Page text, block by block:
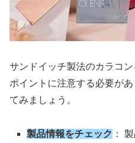
サンドイッチ製法のカラコ
ポイントに注意する必要が
てみましょう。
製品情報をチェック ：